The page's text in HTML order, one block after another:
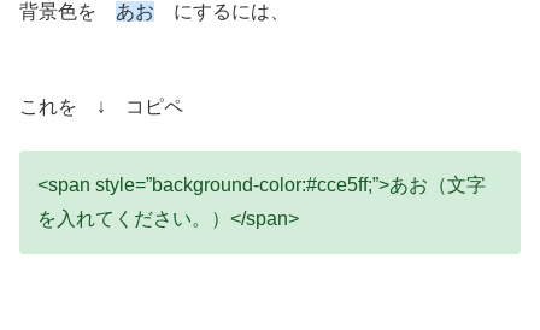
背景色を あお にするには、
これを ↓ コピペ
<span style=”background-color:#cce5ff;”>あお（文字
を入れてください。）</span>